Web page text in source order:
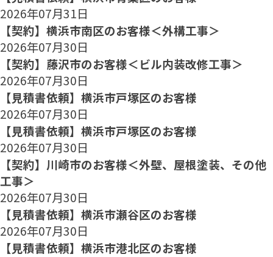
2026年07月31日
【契約】横浜市南区のお客様＜外構工事＞
2026年07月30日
【契約】藤沢市のお客様＜ビル内装改修工事＞
2026年07月30日
【見積書依頼】横浜市戸塚区のお客様
2026年07月30日
【見積書依頼】横浜市戸塚区のお客様
2026年07月30日
【契約】川崎市のお客様＜外壁、屋根塗装、その他
工事＞
2026年07月30日
【見積書依頼】横浜市瀬谷区のお客様
2026年07月30日
【見積書依頼】横浜市港北区のお客様